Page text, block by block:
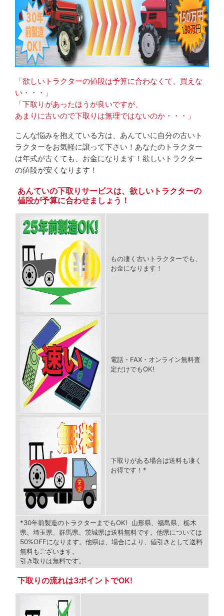
「欲しいトラクターの値段は予算に合わなくて、買えな
い・・・」
「下取りがあったほうが良いですが、
あまりに古いので下取りは無理ではないのか・・・」
こんな悩みを抱えている方は、あんていに自分の古いト
ラクターをお気軽に譲って下さい！あなたのトラクター
は年式が古くても、お金になります！欲しいトラクター
の値段が安くなります！
あんていの下取りサービスは、欲しいトラクターの
値段が予算に合わせましょう！
もの凄く古いトラクターでも、
お金になります！
電話・FAX・オンライン無料査
定だけでもOK!
下取りがある場合は送料も凄く
お得です！*
*30年前製造のトラクターまでもOK! 山形県、福島県、栃木
県、埼玉県、群馬県、茨城県は送料無料です。他県については
50%OFFになります。他県は、場合により、値引きとして送料
無料もございます。
引き取りは無料です。
下取りの流れは3ポイントでOK!